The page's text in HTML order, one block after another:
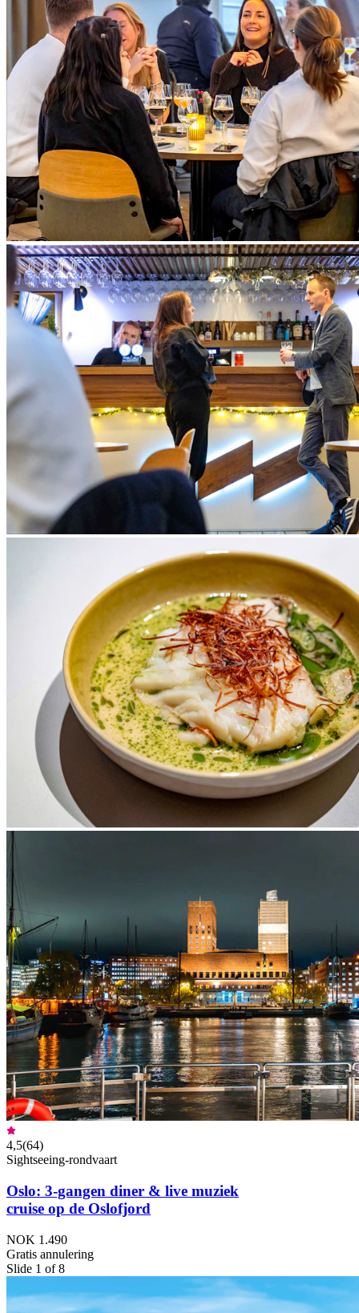
4,5(64)
Sightseeing-rondvaart
Oslo: 3-gangen diner & live muziek
cruise op de Oslofjord
NOK 1.490
Gratis annulering
Slide 1 of 8